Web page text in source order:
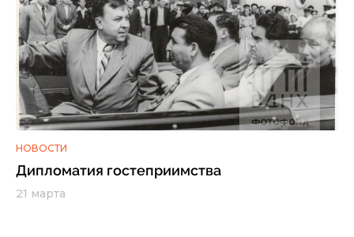
НОВОСТИ
Дипломатия гостеприимства
21 марта